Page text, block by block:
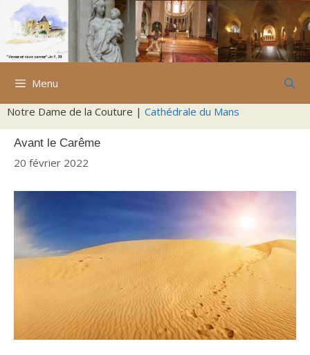
Aller
contenu
Menu
Notre Dame de la Couture | Cathédrale du Mans
Avant le Carême
20 février 2022